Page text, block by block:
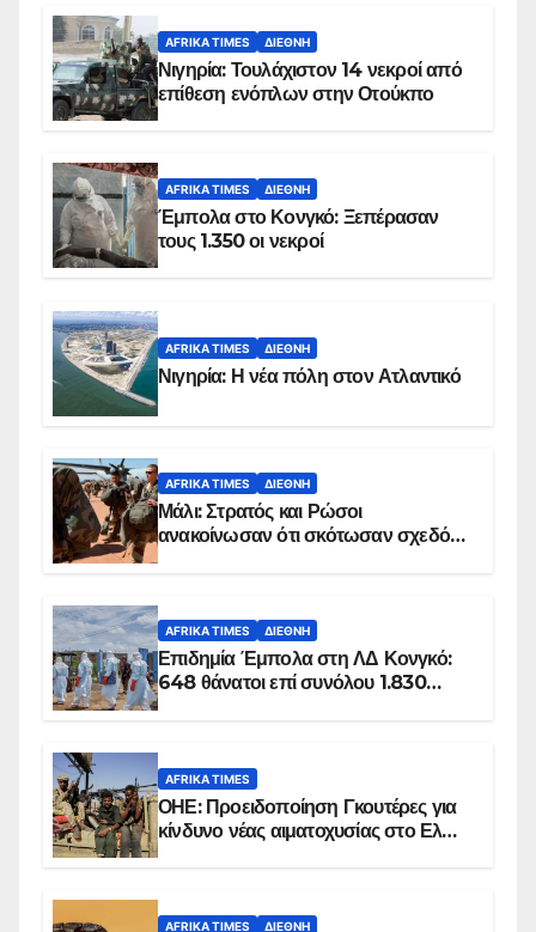
AFRIKA TIMES ΔΙΕΘΝΉ
Νιγηρία: Τουλάχιστον 14 νεκροί από
επίθεση ενόπλων στην Οτούκπο
AFRIKA TIMES ΔΙΕΘΝΉ
Έμπολα στο Κονγκό: Ξεπέρασαν
τους 1.350 οι νεκροί
AFRIKA TIMES ΔΙΕΘΝΉ
Νιγηρία: Η νέα πόλη στον Ατλαντικό
AFRIKA TIMES ΔΙΕΘΝΉ
Μάλι: Στρατός και Ρώσοι
ανακοίνωσαν ότι σκότωσαν σχεδόν
AFRIKA TIMES ΔΙΕΘΝΉ
Επιδημία Έμπολα στη ΛΔ Κονγκό:
648 θάνατοι επί συνόλου 1.830
AFRIKA TIMES
ΟΗΕ: Προειδοποίηση Γκουτέρες για
κίνδυνο νέας αιματοχυσίας στο Ελ
AFRIKA TIMES ΔΙΕΘΝΉ